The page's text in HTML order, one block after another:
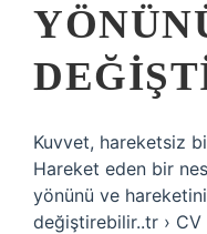
Kuvvet, hareketsiz
Hareket eden bir
yönünü ve hareketini
değiştirebilir..tr › CV